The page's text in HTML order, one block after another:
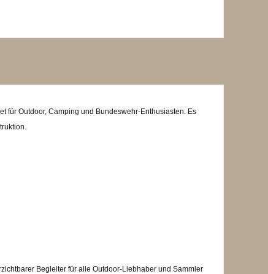
für Outdoor, Camping und Bundeswehr-Enthusiasten. Es
Begleiter für alle Outdoor-Liebhaber und Sammler